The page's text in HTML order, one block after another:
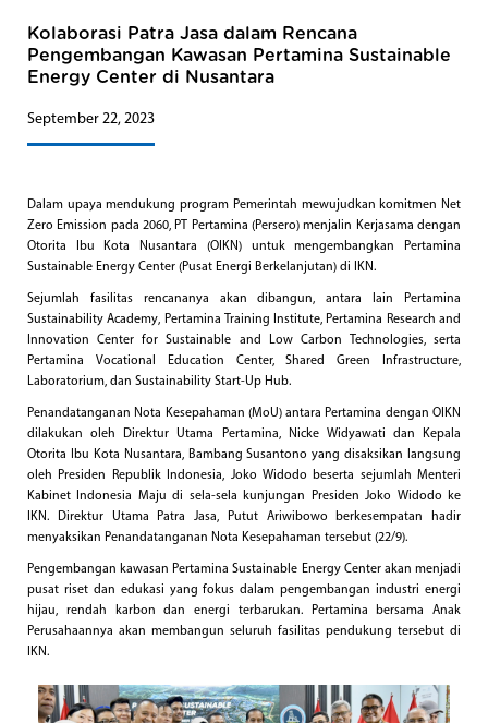
Kolaborasi Patra Jasa dalam Rencana
Pengembangan Kawasan Pertamina Sustainable
Energy Center di Nusantara
September 22, 2023
Dalam upaya mendukung program Pemerintah mewujudkan komitmen Net
Zero Emission pada 2060, PT Pertamina (Persero) menjalin Kerjasama dengan
Otorita Ibu Kota Nusantara (OIKN) untuk mengembangkan Pertamina
Sustainable Energy Center (Pusat Energi Berkelanjutan) di IKN.
Sejumlah fasilitas rencananya akan dibangun, antara lain Pertamina
Sustainability Academy, Pertamina Training Institute, Pertamina Research and
Innovation Center for Sustainable and Low Carbon Technologies, serta
Pertamina Vocational Education Center, Shared Green Infrastructure,
Laboratorium, dan Sustainability Start-Up Hub.
Penandatanganan Nota Kesepahaman (MoU) antara Pertamina dengan OIKN
dilakukan oleh Direktur Utama Pertamina, Nicke Widyawati dan Kepala
Otorita Ibu Kota Nusantara, Bambang Susantono yang disaksikan langsung
oleh Presiden Republik Indonesia, Joko Widodo beserta sejumlah Menteri
Kabinet Indonesia Maju di sela-sela kunjungan Presiden Joko Widodo ke
IKN. Direktur Utama Patra Jasa, Putut Ariwibowo berkesempatan hadir
menyaksikan Penandatanganan Nota Kesepahaman tersebut (22/9).
Pengembangan kawasan Pertamina Sustainable Energy Center akan menjadi
pusat riset dan edukasi yang fokus dalam pengembangan industri energi
hijau, rendah karbon dan energi terbarukan. Pertamina bersama Anak
Perusahaannya akan membangun seluruh fasilitas pendukung tersebut di
IKN.